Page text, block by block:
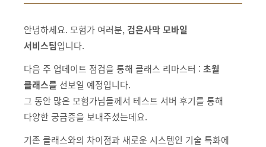
안녕하세요. 모험가 여러분, 검은사막 모바일
서비스팀입니다.
다음 주 업데이트 점검을 통해 클래스 리마스터 : 초월
클래스를 선보일 예정입니다.
그 동안 많은 모험가님들께서 테스트 서버 후기를 통해
다양한 궁금증을 보내주셨는데요.
기존 클래스와의 차이점과 새로운 시스템인 기술 특화에